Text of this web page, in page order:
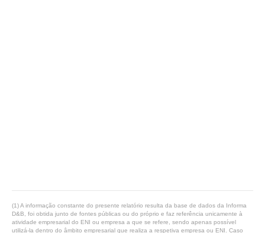
(1) A informação constante do presente relatório resulta da base de dados da Informa
D&B, foi obtida junto de fontes públicas ou do próprio e faz referência unicamente à
atividade empresarial do ENI ou empresa a que se refere, sendo apenas possível
utilizá-la dentro do âmbito empresarial que realiza a respetiva empresa ou ENI. Caso